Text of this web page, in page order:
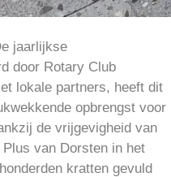
jaarlijkse
door Rotary Club
lokale partners, heeft dit
opbrengst voor
de vrijgevigheid van
van Dorsten in het
kratten gevuld